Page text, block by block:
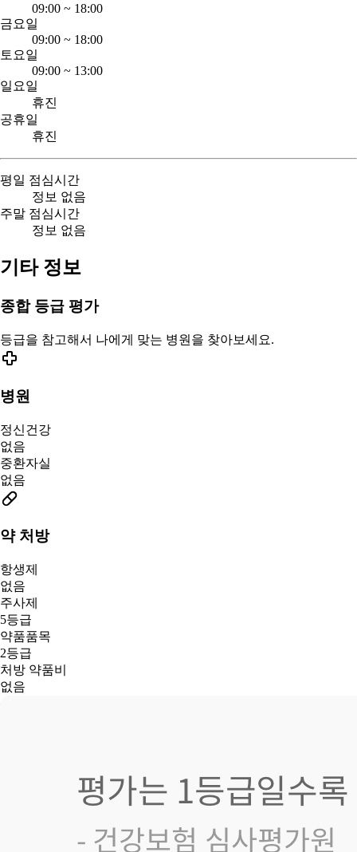
09:00 ~ 18:00
금요일
09:00 ~ 18:00
토요일
09:00 ~ 13:00
일요일
휴진
공휴일
휴진
평일 점심시간
정보 없음
주말 점심시간
정보 없음
기타 정보
종합 등급 평가
등급을 참고해서 나에게 맞는 병원을 찾아보세요.
병원
정신건강
없음
중환자실
없음
약 처방
항생제
없음
주사제
5등급
약품품목
2등급
처방 약품비
없음